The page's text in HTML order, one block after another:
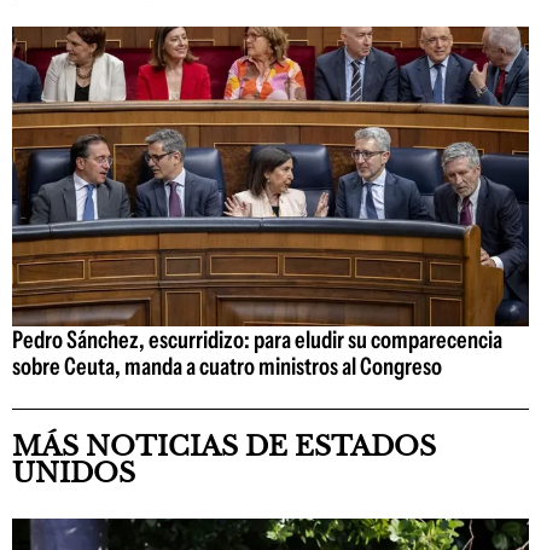
Pedro Sánchez, escurridizo: para eludir su comparecencia
sobre Ceuta, manda a cuatro ministros al Congreso
MÁS NOTICIAS DE ESTADOS
UNIDOS